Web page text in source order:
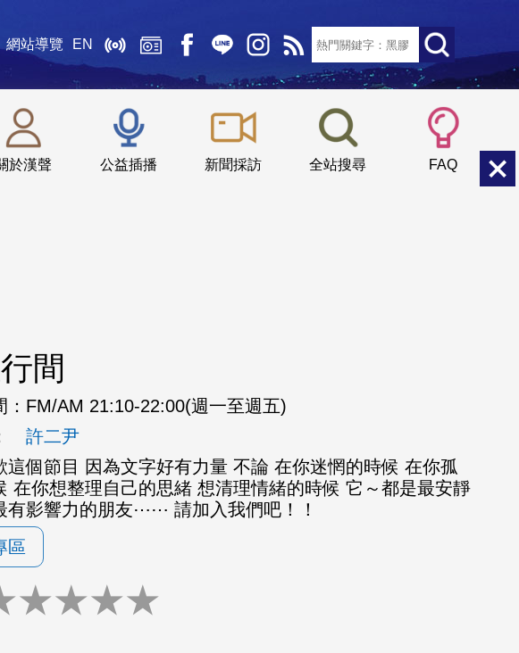
網站導覽 EN
於漢聲 公益插播 新聞採訪 全站搜尋 FAQ
小 中
間
FM/AM 21:10-22:00(週一至週五)
許二尹
這個節目 因為文字好有力量 不論 在你迷惘的時候 在你孤
在你想整理自己的思緒 想清理情緒的時候 它～都是最安靜
有影響力的朋友⋯⋯ 請加入我們吧！！
區
★★★★